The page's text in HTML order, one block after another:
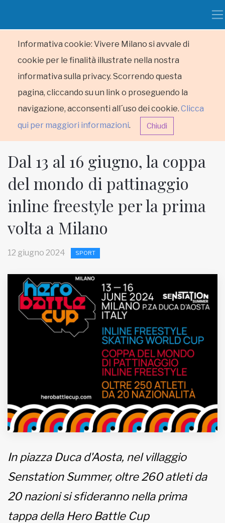
Informativa cookie: Vivere Milano si avvale di
cookie per le finalità illustrate nella nostra
informativa sulla privacy. Scorrendo questa
pagina, cliccando su un link o proseguendo la
navigazione, acconsenti all´uso dei cookie. Clicca
qui per maggiori informazioni. Chiudi
HOME
RUBRICHE
Inviateci le vostre segnalazioni
Iscriviti alla newsletter
www.viveremilano.info
EDB edizioni - Via Brivio angolo C.
Imbonati, 89 20159 Milano (Italia)
Informativa sulla privacy
Dal 13 al 16 giugno, la coppa
del mondo di pattinaggio
inline freestyle per la prima
volta a Milano
12 giugno 2024 SPORT
In piazza Duca d'Aosta, nel villaggio
Senstation Summer, oltre 260 atleti da
20 nazioni si sfideranno nella prima
tappa della Hero Battle Cup